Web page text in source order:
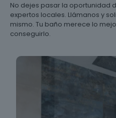
No dejes pasar la oportunidad
expertos locales. Llámanos y
mismo. Tu baño merece lo
conseguirlo.